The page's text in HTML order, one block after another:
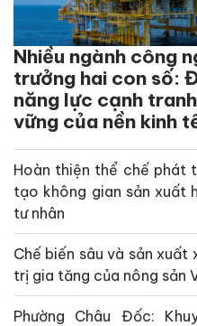
Nhiều ngành công
trưởng hai con số:
năng lực cạnh
vững của nền kinh
Hoàn thiện thể chế phát
tạo không gian sản xuất
tư nhân
Chế biến sâu và sản xuất
trị gia tăng của nông sản
Phường Châu Đốc: